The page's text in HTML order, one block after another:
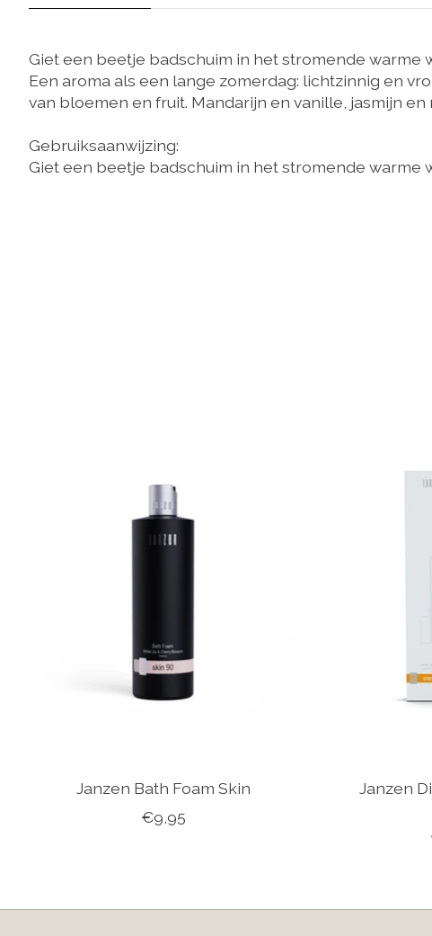
Giet een beetje badschuim in het stromende warme
Een aroma als een lange zomerdag: lichtzinnig en
van bloemen en fruit. Mandarijn en vanille, jasmijn
Gebruiksaanwijzing:
Giet een beetje badschuim in het stromende warme
Janzen Bath Foam Skin
€9,95
Janzen